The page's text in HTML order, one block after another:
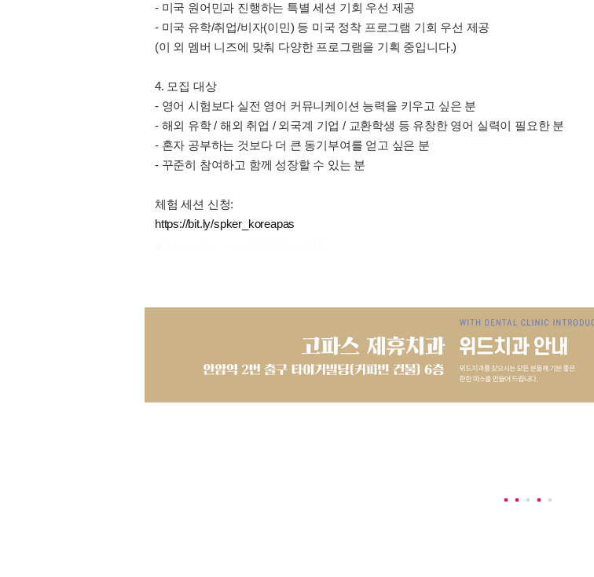
- 미국 원어민과 진행하는 특별 세션 기회 우선 제공
- 미국 유학/취업/비자(이민) 등 미국 정착 프로그램 기회 우선 제공
(이 외 멤버 니즈에 맞춰 다양한 프로그램을 기획 중입니다.)
4. 모집 대상
- 영어 시험보다 실전 영어 커뮤니케이션 능력을 키우고 싶은 분
- 해외 유학 / 해외 취업 / 외국계 기업 / 교환학생 등 유창한 영어 실력이 필요한 분
- 혼자 공부하는 것보다 더 큰 동기부여를 얻고 싶은 분
- 꾸준히 참여하고 함께 성장할 수 있는 분
체험 세션 신청:
https://bit.ly/spker_koreapas